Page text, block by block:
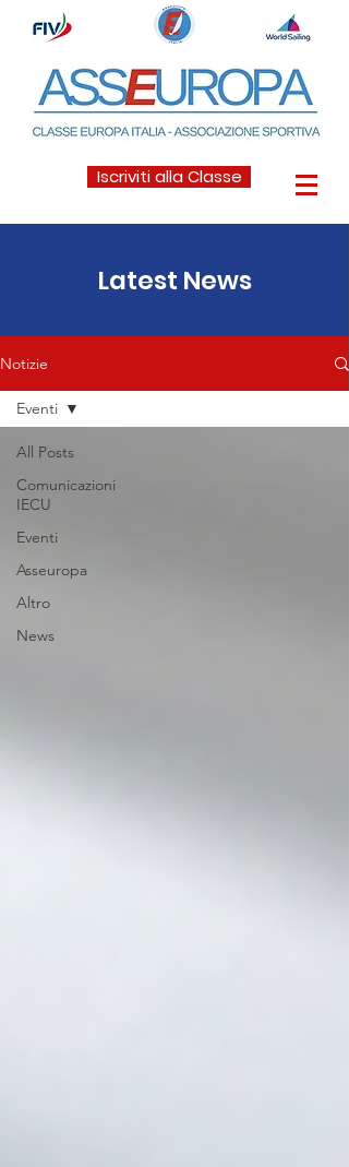
Iscriviti alla Classe
Latest News
Notizie
All Posts
Comunicazioni
IECU
Eventi
Asseuropa
Altro
News
Eventi